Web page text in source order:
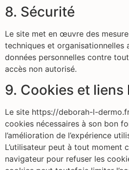
8. Sécurité
Le site met en œuvre des
techniques et organisationnelles
données personnelles contre
accès non autorisé.
9. Cookies et
Le site https://deborah-l-
cookies nécessaires à son bon
l’amélioration de l’expérience
L’utilisateur peut à tout moment
navigateur pour refuser les